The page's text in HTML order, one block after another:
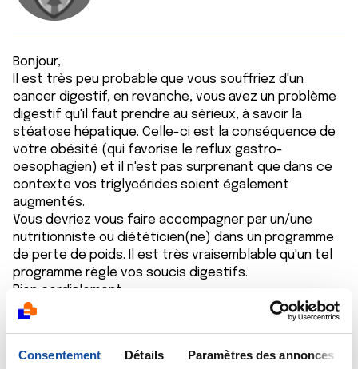
Consentement Détails Paramètres des annonces
Bonjour,
Il est très peu probable que vous souffriez d'un
cancer digestif, en revanche, vous avez un problème
digestif qu'il faut prendre au sérieux, à savoir la
stéatose hépatique. Celle-ci est la conséquence de
votre obésité (qui favorise le reflux gastro-
oesophagien) et il n'est pas surprenant que dans ce
contexte vos triglycérides soient également
augmentés.
Vous devriez vous faire accompagner par un/une
nutritionniste ou diététicien(ne) dans un programme
de perte de poids. Il est très vraisemblable qu'un tel
programme règle vos soucis digestifs.
Bien cordialement
Dr A.Marceau